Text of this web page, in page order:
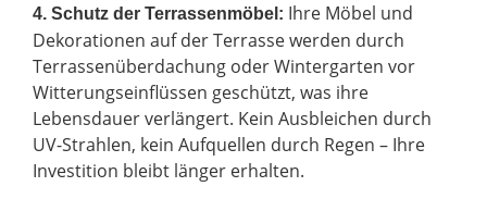
4. Schutz der Terrassenmöbel: Ihre Möbel und
Dekorationen auf der Terrasse werden durch
Terrassenüberdachung oder Wintergarten vor
Witterungseinflüssen geschützt, was ihre
Lebensdauer verlängert. Kein Ausbleichen durch
UV-Strahlen, kein Aufquellen durch Regen – Ihre
Investition bleibt länger erhalten.